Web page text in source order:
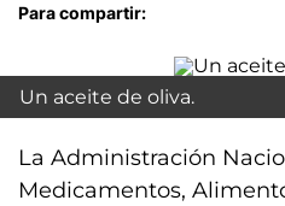
Para compartir:
Un aceite de oliva.
La Administración
Medicamentos,